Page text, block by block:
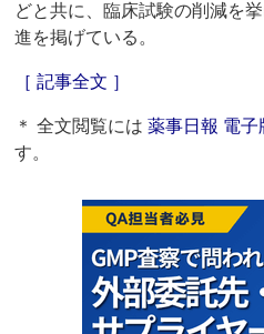
どと共に、臨床試験の削減を
進を掲げている。
［ 記事全文 ］
＊ 全文閲覧には薬事日報 電子
す。